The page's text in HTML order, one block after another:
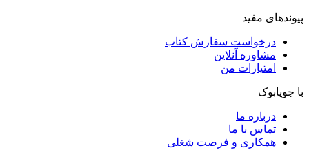
پیوندهای مفید
درخواست سفارش کتاب
مشاوره آنلاین
امتیازات من
با جویابوک
درباره ما
تماس با ما
همکاری و فرصت شغلی